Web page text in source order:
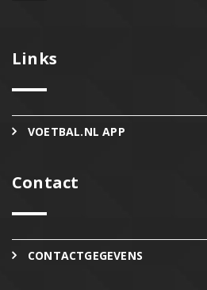
Links
VOETBAL.NL APP
Contact
CONTACTGEGEVENS